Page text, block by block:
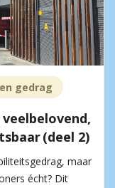
gedrag
(deel 2)
maar
écht? Dit